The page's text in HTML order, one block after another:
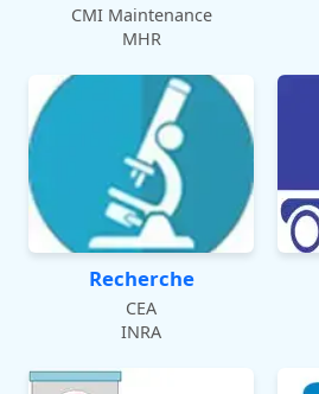
CMI Maintenance
MHR
Recherche
CEA
INRA